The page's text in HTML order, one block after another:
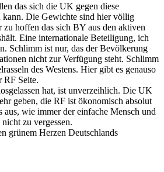
das sich die UK gegen diese
kann. Die Gewichte sind hier völlig
zu hoffen das sich BY aus den aktiven
Eine internationale Beteiligung, ich
Schlimm ist nur, das der Bevölkerung
nicht zur Verfügung steht. Schlimm
des Westens. Hier gibt es genauso
RF Seite.
hat, ist unverzeihlich. Die UK
geben, die RF ist ökonomisch absolut
aus, wie immer der einfache Mensch und
zu vergessen.
grünem Herzen Deutschlands